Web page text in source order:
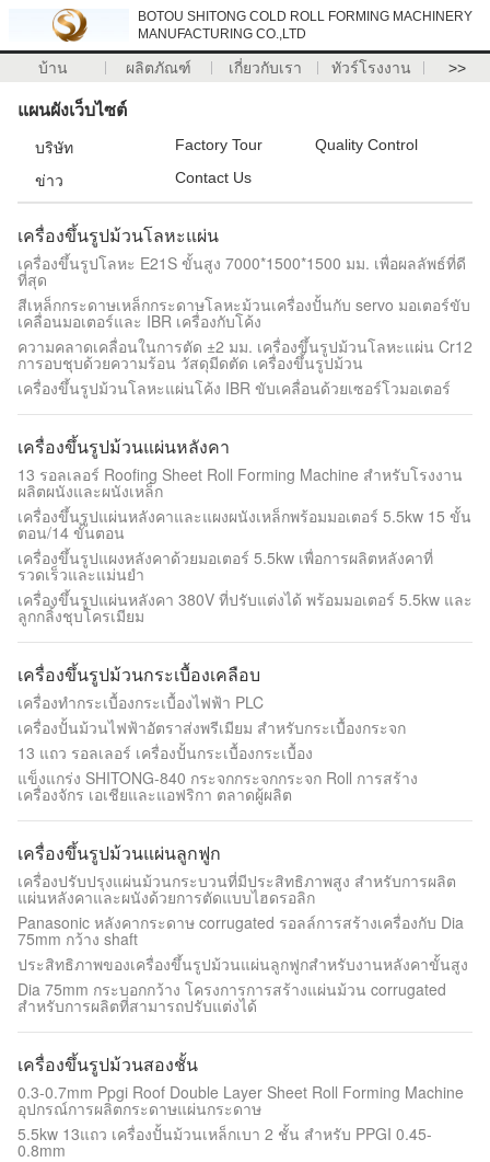
BOTOU SHITONG COLD ROLL FORMING MACHINERY
MANUFACTURING CO.,LTD
บ้าน ผลิตภัณฑ์ เกี่ยวกับเรา ทัวร์โรงงาน >>
แผนผังเว็บไซต์
บริษัท Factory Tour Quality Control
ข่าว Contact Us
เครื่องขึ้นรูปม้วนโลหะแผ่น
เครื่องขึ้นรูปโลหะ E21S ขั้นสูง 7000*1500*1500 มม. เพื่อผลลัพธ์ที่ดี
ที่สุด
สีเหล็กกระดาษเหล็กกระดาษโลหะม้วนเครื่องปั้นกับ servo มอเตอร์ขับ
เคลื่อนมอเตอร์และ IBR เครื่องกับโค้ง
ความคลาดเคลื่อนในการตัด ±2 มม. เครื่องขึ้นรูปม้วนโลหะแผ่น Cr12
การอบชุบด้วยความร้อน วัสดุมีดตัด เครื่องขึ้นรูปม้วน
เครื่องขึ้นรูปม้วนโลหะแผ่นโค้ง IBR ขับเคลื่อนด้วยเซอร์โวมอเตอร์
เครื่องขึ้นรูปม้วนแผ่นหลังคา
13 รอลเลอร์ Roofing Sheet Roll Forming Machine สําหรับโรงงาน
ผลิตผนังและผนังเหล็ก
เครื่องขึ้นรูปแผ่นหลังคาและแผงผนังเหล็กพร้อมมอเตอร์ 5.5kw 15 ขั้น
ตอน/14 ขั้นตอน
เครื่องขึ้นรูปแผงหลังคาด้วยมอเตอร์ 5.5kw เพื่อการผลิตหลังคาที่
รวดเร็วและแม่นยำ
เครื่องขึ้นรูปแผ่นหลังคา 380V ที่ปรับแต่งได้ พร้อมมอเตอร์ 5.5kw และ
ลูกกลิ้งชุบโครเมียม
เครื่องขึ้นรูปม้วนกระเบื้องเคลือบ
เครื่องทํากระเบื้องกระเบื้องไฟฟ้า PLC
เครื่องปั้นม้วนไฟฟ้าอัตราส่งพรีเมียม สําหรับกระเบื้องกระจก
13 แถว รอลเลอร์ เครื่องปั้นกระเบื้องกระเบื้อง
แข็งแกร่ง SHITONG-840 กระจกกระจกกระจก Roll การสร้าง
เครื่องจักร เอเชียและแอฟริกา ตลาดผู้ผลิต
เครื่องขึ้นรูปม้วนแผ่นลูกฟูก
เครื่องปรับปรุงแผ่นม้วนกระบวนที่มีประสิทธิภาพสูง สําหรับการผลิต
แผ่นหลังคาและผนังด้วยการตัดแบบไฮดรอลิก
Panasonic หลังคากระดาษ corrugated รอลล์การสร้างเครื่องกับ Dia
75mm กว้าง shaft
ประสิทธิภาพของเครื่องขึ้นรูปม้วนแผ่นลูกฟูกสำหรับงานหลังคาขั้นสูง
Dia 75mm กระบอกกว้าง โครงการการสร้างแผ่นม้วน corrugated
สําหรับการผลิตที่สามารถปรับแต่งได้
เครื่องขึ้นรูปม้วนสองชั้น
0.3-0.7mm Ppgi Roof Double Layer Sheet Roll Forming Machine
อุปกรณ์การผลิตกระดาษแผ่นกระดาษ
5.5kw 13แถว เครื่องปั้นม้วนเหล็กเบา 2 ชั้น สําหรับ PPGI 0.45-
0.8mm